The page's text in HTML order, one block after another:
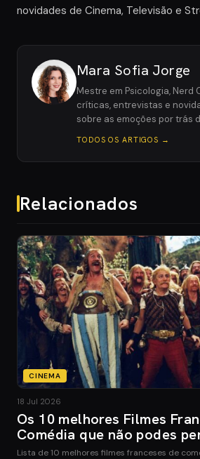
novidades de Cinema, Televisão e
Mara Sofia Jorge
Mestre em Psicologia, Nerd
críticas, entrevistas e
sobre as emoções por trás
TODOS OS ARTIGOS →
Relacionados
CINEMA
18 Jul 2026
Os 10 melhores Filmes
Comédia que não podes
Lista de 10 melhores filmes franceses de